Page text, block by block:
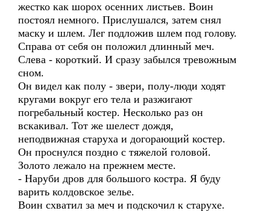
жестко как шорох осенних листьев. Воин
постоял немного. Прислушался, затем снял
маску и шлем. Лег подложив шлем под голову.
Справа от себя он положил длинный меч.
Слева - короткий. И сразу забылся тревожным
сном.
Он видел как полу - звери, полу-люди ходят
кругами вокруг его тела и разжигают
погребальный костер. Несколько раз он
вскакивал. Тот же шелест дождя,
неподвижная старуха и догорающий костер.
Он проснулся поздно с тяжелой головой.
Золото лежало на прежнем месте.
- Наруби дров для большого костра. Я буду
варить колдовское зелье.
Воин схватил за меч и подскочил к старухе.